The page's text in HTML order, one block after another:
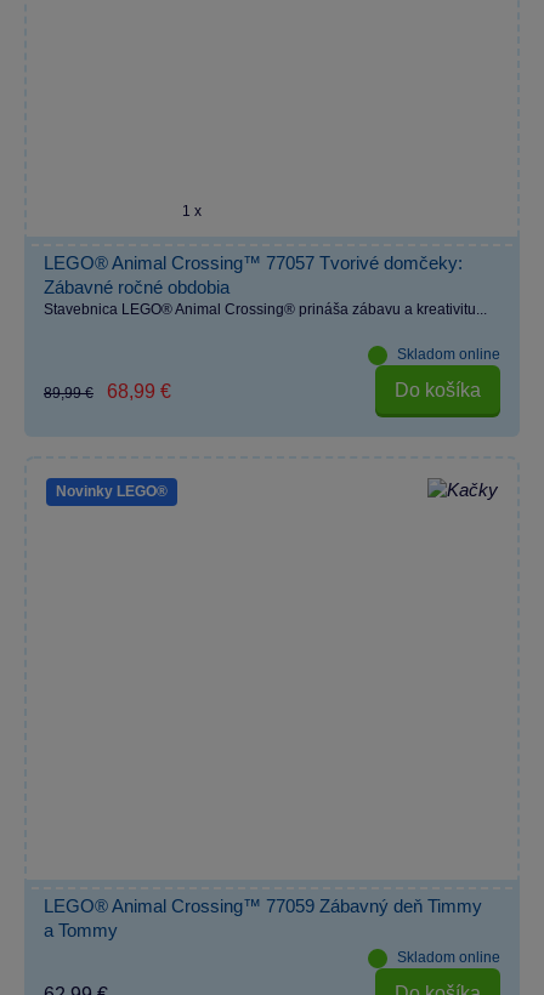
1 x
LEGO® Animal Crossing™ 77057 Tvorivé domčeky:
Zábavné ročné obdobia
Stavebnica LEGO® Animal Crossing® prináša zábavu a kreativitu...
Skladom online
89,99 € 68,99 € Do košíka
Novinky LEGO®
LEGO® Animal Crossing™ 77059 Zábavný deň Timmy
a Tommy
Skladom online